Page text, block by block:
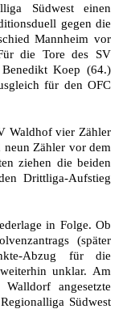
Südwest einen
gegen die
Mannheim vor
die Tore des SV
Koep (64.)
für den OFC
Waldhof vier Zähler
Zähler vor dem
ziehen die beiden
Drittliga-Aufstieg
in Folge. Ob
(später
Abzug für die
unklar. Am
angesetzte
Südwest